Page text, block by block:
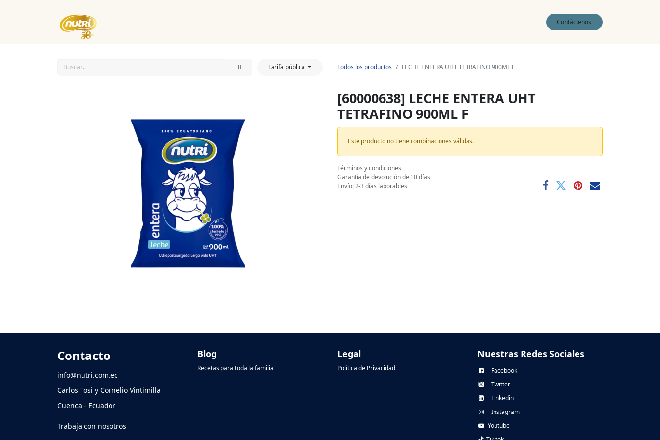
Contáctenos
Tarifa pública Todos los productos LECHE ENTERA UHT TETRAFINO 900ML F
[60000638] LECHE ENTERA UHT
TETRAFINO 900ML F
Este producto no tiene combinaciones válidas.
Términos y condiciones
Garantía de devolución de 30 días
Envío: 2-3 días laborables
Contacto
info@nutri.com.ec
Carlos Tosi y Cornelio Vintimilla
Cuenca - Ecuador
Trabaja con nosotros
Blog
Recetas para toda la familia
Legal
Política de Privacidad
Nuestras Redes Sociales
Facebook
Twitter
Linkedin
Instagram
Youtube